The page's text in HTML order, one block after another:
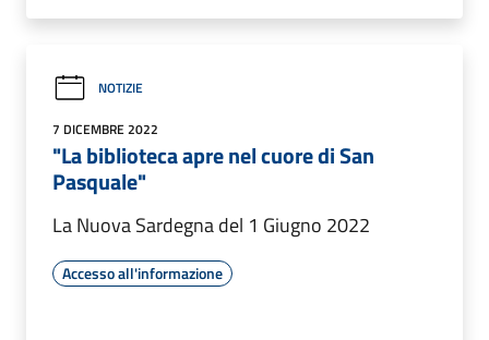
NOTIZIE
7 DICEMBRE 2022
"La biblioteca apre nel cuore di San
Pasquale"
La Nuova Sardegna del 1 Giugno 2022
Accesso all'informazione